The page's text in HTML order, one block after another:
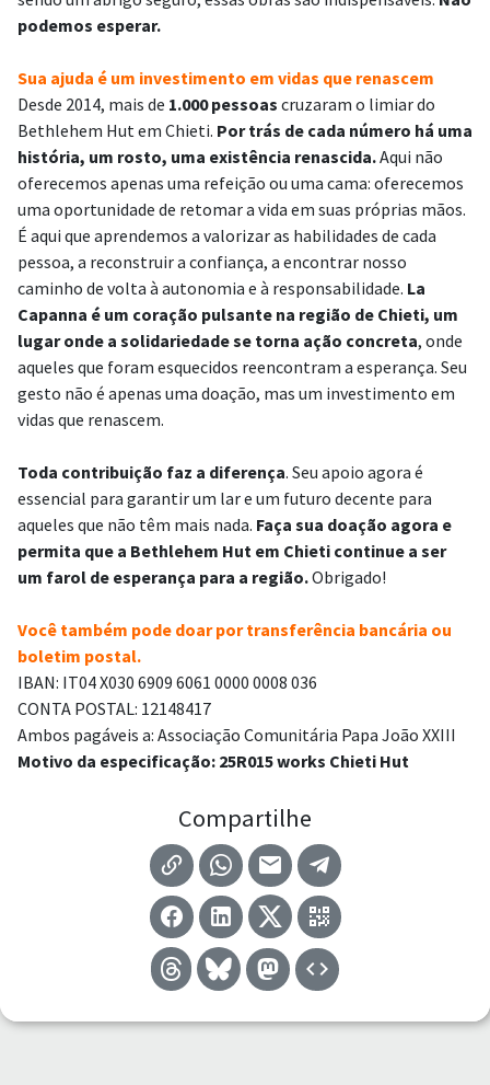
podemos esperar.
Sua ajuda é um investimento em vidas que renascem
Desde 2014, mais de 1.000 pessoas cruzaram o limiar do
Bethlehem Hut em Chieti. Por trás de cada número há uma
história, um rosto, uma existência renascida.Aqui não
oferecemos apenas uma refeição ou uma cama: oferecemos
uma oportunidade de retomar a vida em suas próprias mãos.
É aqui que aprendemos a valorizar as habilidades de cada
pessoa, a reconstruir a confiança, a encontrar nosso
caminho de volta à autonomia e à responsabilidade. La
Capanna é um coração pulsante na região de Chieti, um
lugar onde a solidariedade se torna ação concreta, onde
aqueles que foram esquecidos reencontram a esperança. Seu
gesto não é apenas uma doação, mas um investimento em
vidas que renascem.
Toda contribuição faz a diferença. Seu apoio agora é
essencial para garantir um lar e um futuro decente para
aqueles que não têm mais nada. Faça sua doação agora e
permita que a Bethlehem Hut em Chieti continue a ser
um farol de esperança para a região.Obrigado!
Você também pode doar por transferência bancária ou
boletim postal.
IBAN: IT04 X030 6909 6061 0000 0008 036
CONTA POSTAL: 12148417
Ambos pagáveis a: Associação Comunitária Papa João XXIII
Motivo da especificação: 25R015 works Chieti Hut
Compartilhe